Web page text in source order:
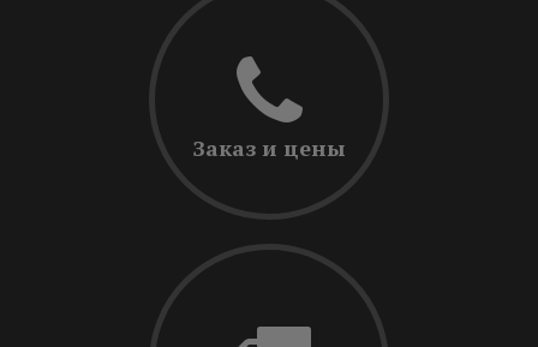
Заказ и цены